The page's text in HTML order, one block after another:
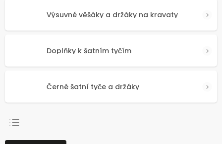
Výsuvné věšáky a držáky na kravaty
Doplňky k šatním tyčím
Černé šatní tyče a držáky
NEJPRODÁVANĚJŠÍ